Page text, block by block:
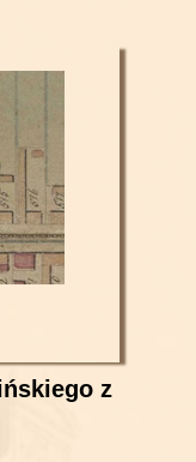
z